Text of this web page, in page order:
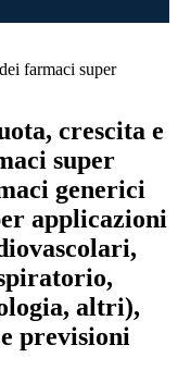
farmaci super
crescita e
super
generici
applicazioni
altri),
previsioni